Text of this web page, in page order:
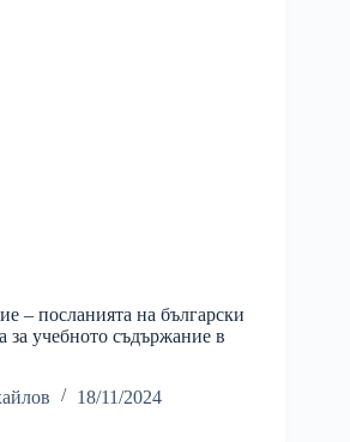
– посланията на български
за учебното съдържание в
18/11/2024